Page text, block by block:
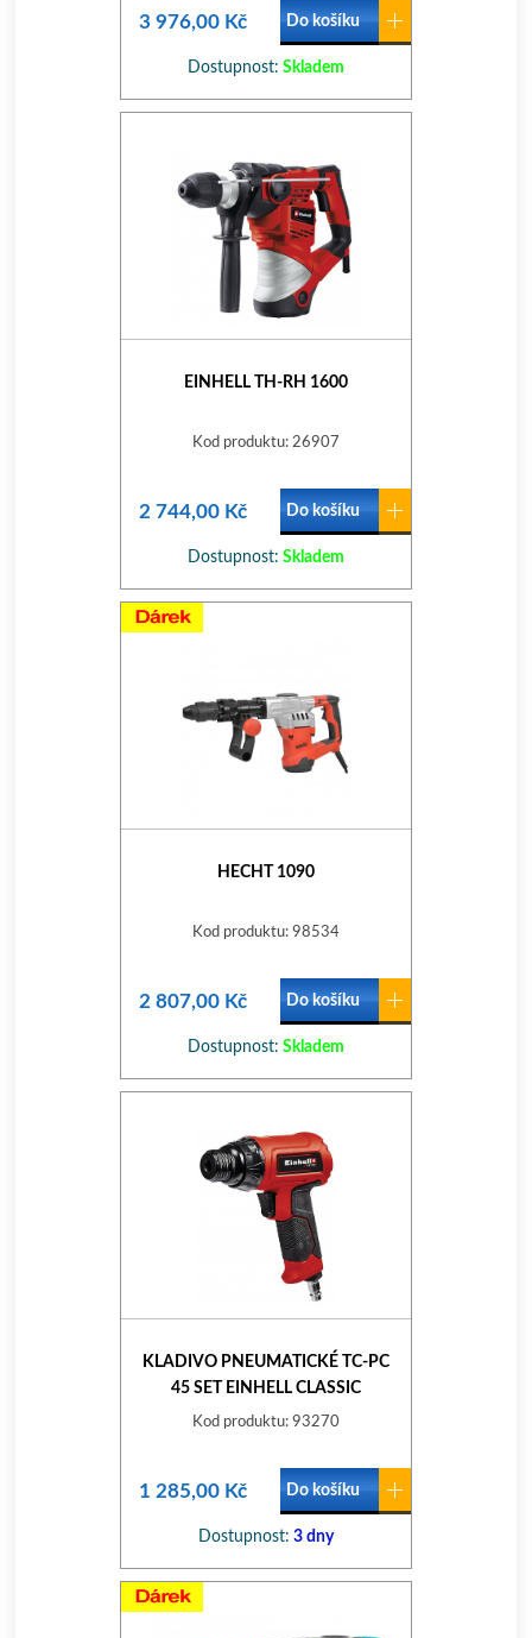
3 976,00 Kč Do košíku
Dostupnost: Skladem
EINHELL TH-RH 1600
Kod produktu: 26907
2 744,00 Kč Do košíku
Dostupnost: Skladem
HECHT 1090
Kod produktu: 98534
2 807,00 Kč Do košíku
Dostupnost: Skladem
KLADIVO PNEUMATICKÉ TC-PC
45 SET EINHELL CLASSIC
Kod produktu: 93270
1 285,00 Kč Do košíku
Dostupnost: 3 dny